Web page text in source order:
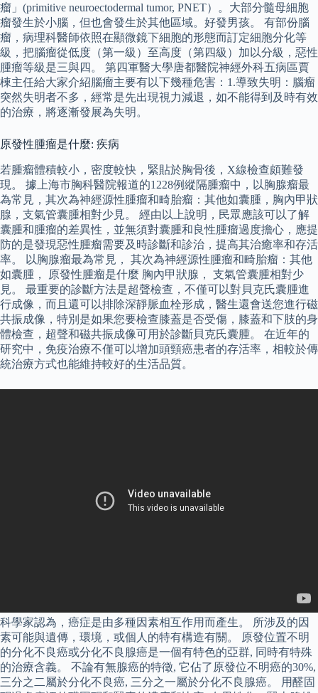
瘤」(primitive neuroectodermal tumor, PNET）。大部分髓母細胞
瘤發生於小腦，但也會發生於其他區域。好發男孩。 有部份腦
瘤，病理科醫師依照在顯微鏡下細胞的形態而訂定細胞分化等
級，把腦瘤從低度（第一級）至高度（第四級）加以分級，惡性
腫瘤等級是三與四。 第四軍醫大學唐都醫院神經外科五病區賈
棟主任給大家介紹腦瘤主要有以下幾種危害：1.導致失明：腦瘤
突然失明者不多，經常是先出現視力減退，如不能得到及時有效
的治療，將逐漸發展為失明。
原發性腫瘤是什麼: 疾病
若腫瘤體積較小，密度較快，緊貼於胸骨後，X線檢查頗難發
現。 據上海市胸科醫院報道的1228例縱隔腫瘤中，以胸腺瘤最
為常見，其次為神經源性腫瘤和畸胎瘤：其他如囊腫，胸內甲狀
腺，支氣管囊腫相對少見。 經由以上說明，民眾應該可以了解
囊腫和腫瘤的差異性，並無須對囊腫和良性腫瘤過度擔心，應提
防的是發現惡性腫瘤需要及時診斷和診治，提高其治癒率和存活
率。 以胸腺瘤最為常見， 其次為神經源性腫瘤和畸胎瘤：其他
如囊腫， 原發性腫瘤是什麼 胸內甲狀腺， 支氣管囊腫相對少
見。 最重要的診斷方法是超聲檢查，不僅可以對貝克氏囊腫進
行成像，而且還可以排除深靜脈血栓形成，醫生還會送您進行磁
共振成像，特別是如果您要檢查膝蓋是否受傷，膝蓋和下肢的身
體檢查，超聲和磁共振成像可用於診斷貝克氏囊腫。 在近年的
研究中，免疫治療不僅可以增加頭頸癌患者的存活率，相較於傳
統治療方式也能維持較好的生活品質。
科學家認為，癌症是由多種因素相互作用而產生。 所涉及的因
素可能與遺傳，環境，或個人的特有構造有關。 原發位置不明
的分化不良癌或分化不良腺癌是一個有特色的亞群, 同時有特殊
的治療含義。 不論有無腺癌的特徵, 它佔了原發位不明癌的30%,
三分之二屬於分化不良癌, 三分之一屬於分化不良腺癌。 用醛固